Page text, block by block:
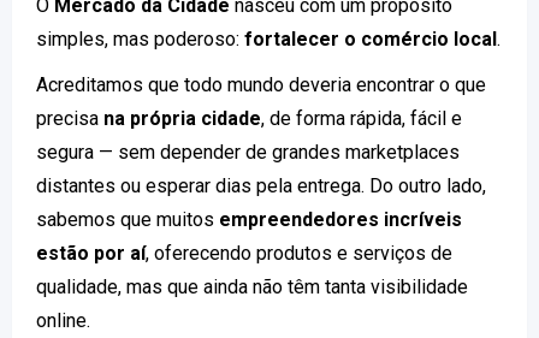
O Mercado da Cidade nasceu com um propósito
simples, mas poderoso: fortalecer o comércio local.
Acreditamos que todo mundo deveria encontrar o que
precisa na própria cidade, de forma rápida, fácil e
segura — sem depender de grandes marketplaces
distantes ou esperar dias pela entrega. Do outro lado,
sabemos que muitos empreendedores incríveis
estão por aí, oferecendo produtos e serviços de
qualidade, mas que ainda não têm tanta visibilidade
online.